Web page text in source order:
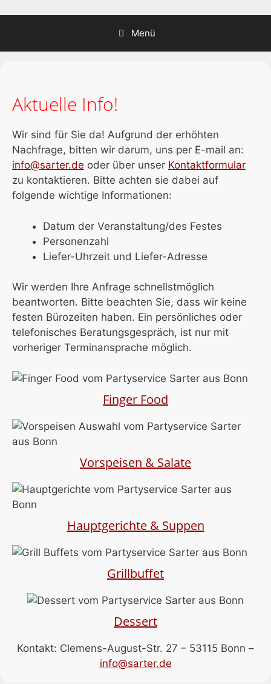
Menü
Aktuelle Info!
Wir sind für Sie da! Aufgrund der erhöhten
Nachfrage, bitten wir darum, uns per E-mail an:
info@sarter.de oder über unser Kontaktformular
zu kontaktieren. Bitte achten sie dabei auf
folgende wichtige Informationen:
Datum der Veranstaltung/des Festes
Personenzahl
Liefer-Uhrzeit und Liefer-Adresse
Wir werden Ihre Anfrage schnellstmöglich
beantworten. Bitte beachten Sie, dass wir keine
festen Bürozeiten haben. Ein persönliches oder
telefonisches Beratungsgespräch, ist nur mit
vorheriger Terminansprache möglich.
Finger Food
Vorspeisen & Salate
Hauptgerichte & Suppen
Grillbuffet
Dessert
Kontakt: Clemens-August-Str. 27 – 53115 Bonn –
info@sarter.de